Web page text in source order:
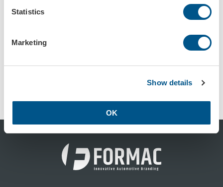
Statistics
Marketing
Show details
OK